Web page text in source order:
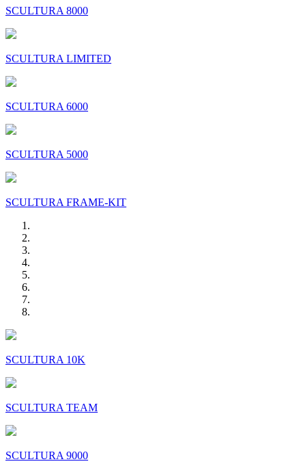
SCULTURA 8000
SCULTURA LIMITED
SCULTURA 6000
SCULTURA 5000
SCULTURA FRAME-KIT
SCULTURA 10K
SCULTURA TEAM
SCULTURA 9000